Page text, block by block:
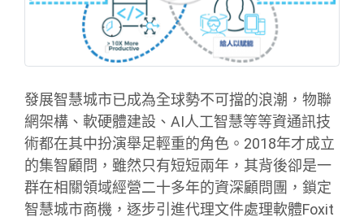
發展智慧城市已成為全球勢不可擋的浪潮，物聯
網架構、軟硬體建設、AI人工智慧等等資通訊技
術都在其中扮演舉足輕重的角色。2018年才成立
的集智顧問，雖然只有短短兩年，其背後卻是一
群在相關領域經營二十多年的資深顧問團，鎖定
智慧城市商機，逐步引進代理文件處理軟體Foxit